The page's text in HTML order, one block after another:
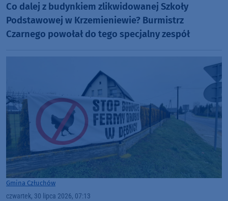
Co dalej z budynkiem zlikwidowanej Szkoły
Podstawowej w Krzemieniewie? Burmistrz
Czarnego powołał do tego specjalny zespół
Gmina Człuchów
czwartek, 30 lipca 2026, 07:13